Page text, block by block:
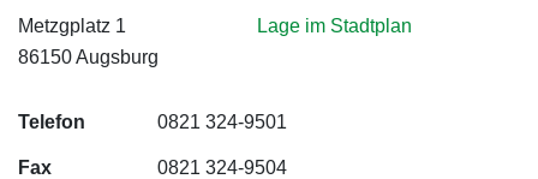
Metzgplatz 1
86150 Augsburg
Lage im Stadtplan
Telefon 0821 324-9501
Fax 0821 324-9504